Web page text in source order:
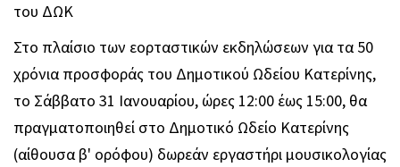
του ΔΩΚ
Στο πλαίσιο των εορταστικών εκδηλώσεων για τα 50
χρόνια προσφοράς του Δημοτικού Ωδείου Κατερίνης,
το Σάββατο 31 Ιανουαρίου, ώρες 12:00 έως 15:00, θα
πραγματοποιηθεί στο Δημοτικό Ωδείο Κατερίνης
(αίθουσα β' ορόφου) δωρεάν εργαστήρι μουσικολογίας